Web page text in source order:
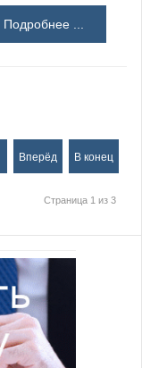
Подробнее ...
Вперёд В конец
Страница 1 из 3